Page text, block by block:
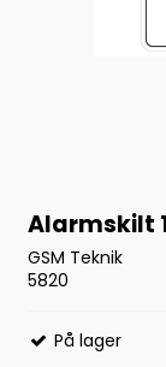
Alarmskilt
GSM Teknik
5820
På lager